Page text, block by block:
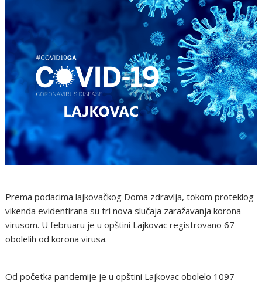
Prema podacima lajkovačkog Doma zdravlja, tokom proteklog
vikenda evidentirana su tri nova slučaja zaražavanja korona
virusom. U februaru je u opštini Lajkovac registrovano 67
obolelih od korona virusa.
Od početka pandemije je u opštini Lajkovac obolelo 1097